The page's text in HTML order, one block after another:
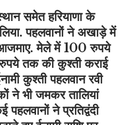
समेत हरियाणा के
पहलवानों ने अखाड़े में
मेले में 100 रुपये
तक की कुश्ती कराई
कुश्ती पहलवान रवी
ने भी जमकर तालियां
ने प्रतिद्वंदी